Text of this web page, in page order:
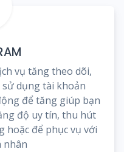
vụ tăng theo dõi,
dụng tài khoản
để tăng giúp bạn
độ uy tín, thu hút
hoặc để phục vụ với
nhân